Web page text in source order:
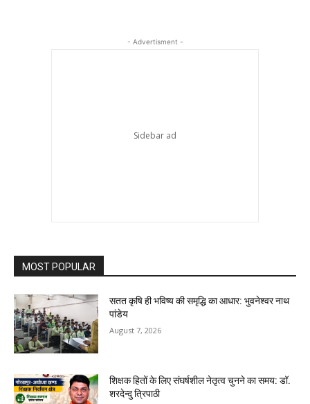
- Advertisment -
MOST POPULAR
सतत कृषि ही भविष्य की समृद्धि का आधार: भुवनेश्वर नाथ
पांडेय
August 7, 2026
शिक्षक हितों के लिए संघर्षशील नेतृत्व चुनने का समय: डॉ.
शरदेन्दु त्रिपाठी